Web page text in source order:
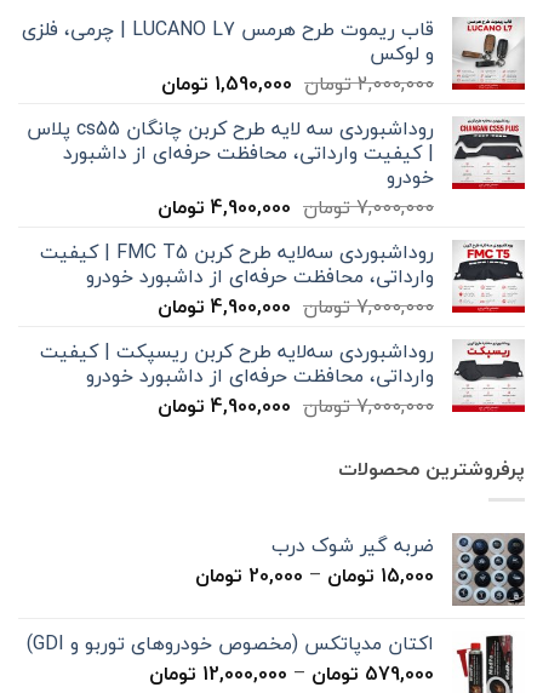
قاب ریموت طرح هرمس LUCANO L7 | چرمی، فلزی
و لوکس
2,000,000تومان قیمت
2,000,000 تومان
بود.
1,590,000 تومانقیمت
1,590,000 تومان
است.
روداشبوردی سه‌ لایه طرح کربن چانگان cs55 پلاس
| کیفیت وارداتی، محافظت حرفه‌ای از داشبورد
خودرو
7,000,000تومان قیمت
7,000,000 تومان
بود.
4,900,000 تومانقیمت
4,900,000 تومان
است.
روداشبوردی سه‌لایه طرح کربن FMC T5 | کیفیت
وارداتی، محافظت حرفه‌ای از داشبورد خودرو
7,000,000تومان قیمت
7,000,000 تومان
بود.
4,900,000 تومانقیمت
4,900,000 تومان
است.
روداشبوردی سه‌لایه طرح کربن ریسپکت | کیفیت
وارداتی، محافظت حرفه‌ای از داشبورد خودرو
7,000,000تومان قیمت
4,900,000 تومانقیمت
پرفروشترین محصولات
ضربه گیر شوک درب
15,000 تومان –
20,000 تومان
تا
20,000 تومان
اکتان مدپاتکس (مخصوص خودروهای توربو و GDI)
579,000 تومان –
12,000,000 تومان